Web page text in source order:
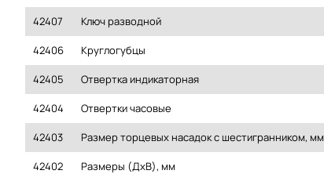
42407 Ключ разводной
42406 Круглогубцы
42405 Отвертка индикаторная
42404 Отвертки часовые
42403 Размер торцевых насадок с шестигранником, мм
42402 Размеры (ДxВ), мм